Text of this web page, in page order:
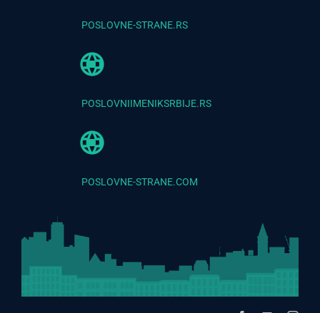
POSLOVNE-STRANE.RS
POSLOVNIIMENIKSRBIJE.RS
POSLOVNE-STRANE.COM